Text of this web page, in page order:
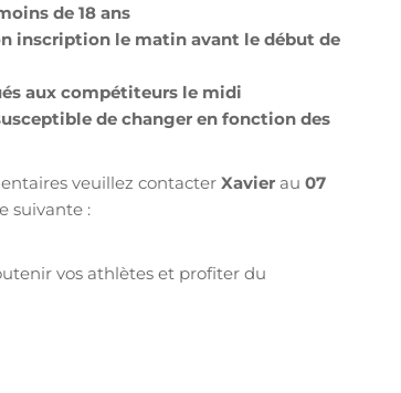
de 18 ans
inscription le matin avant le début de
aux compétiteurs le midi
de changer en fonction des
veuillez contacter Xavierau 07
suivante :
vos athlètes et profiter du